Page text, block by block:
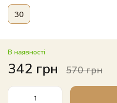
30
В наявності
342 грн 570 грн